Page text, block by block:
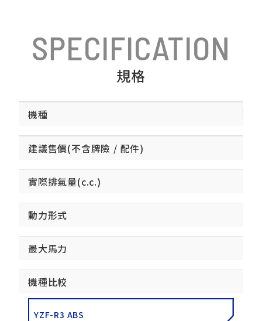
SPECIFICATION
規格
機種
建議售價(不含牌險 / 配件)
實際排氣量(c.c.)
動力形式
最大馬力
機種比較
YZF-R3 ABS